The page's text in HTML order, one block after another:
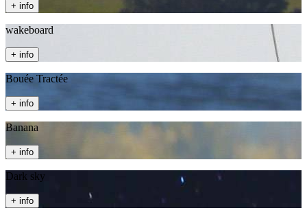
+ info
wakeboard
+ info
Bouée Tractée
+ info
Banana
+ info
Dark sky
+ info